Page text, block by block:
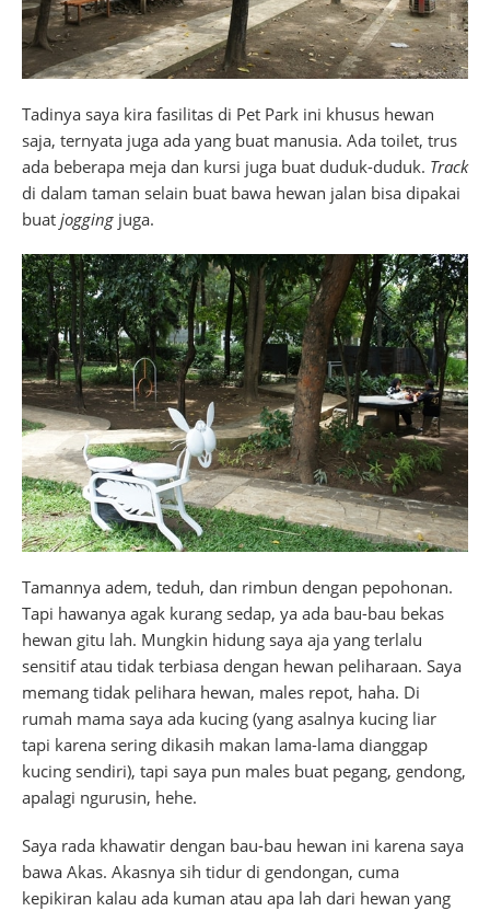
Tadinya saya kira fasilitas di Pet Park ini khusus hewan
saja, ternyata juga ada yang buat manusia. Ada toilet, trus
ada beberapa meja dan kursi juga buat duduk-duduk. Track
di dalam taman selain buat bawa hewan jalan bisa dipakai
buat jogging juga.
Tamannya adem, teduh, dan rimbun dengan pepohonan.
Tapi hawanya agak kurang sedap, ya ada bau-bau bekas
hewan gitu lah. Mungkin hidung saya aja yang terlalu
sensitif atau tidak terbiasa dengan hewan peliharaan. Saya
memang tidak pelihara hewan, males repot, haha. Di
rumah mama saya ada kucing (yang asalnya kucing liar
tapi karena sering dikasih makan lama-lama dianggap
kucing sendiri), tapi saya pun males buat pegang, gendong,
apalagi ngurusin, hehe.
Saya rada khawatir dengan bau-bau hewan ini karena saya
bawa Akas. Akasnya sih tidur di gendongan, cuma
kepikiran kalau ada kuman atau apa lah dari hewan yang